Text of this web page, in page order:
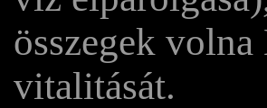
összegek
vitalitását.